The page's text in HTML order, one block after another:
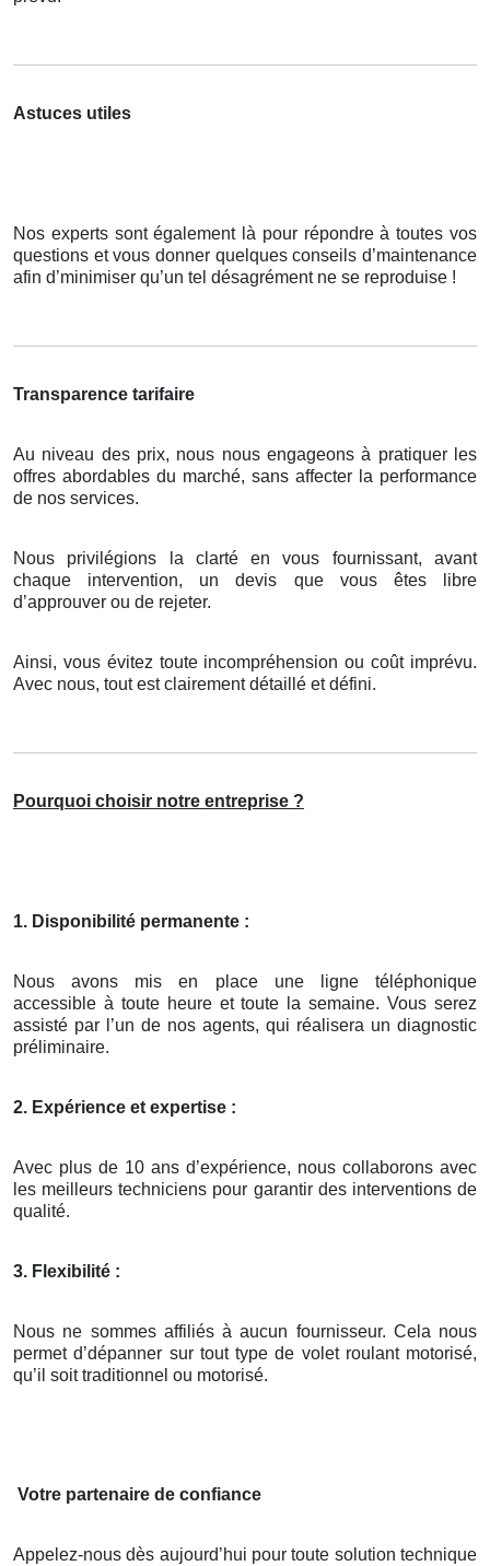
Astuces utiles
Nos experts sont également là pour répondre à toutes vos
questions et vous donner quelques conseils d’maintenance
afin d’minimiser qu’un tel désagrément ne se reproduise !
Transparence tarifaire
Au niveau des prix, nous nous engageons à pratiquer les
offres abordables du marché, sans affecter la performance
de nos services.
Nous privilégions la clarté en vous fournissant, avant
chaque intervention, un devis que vous êtes libre
d’approuver ou de rejeter.
Ainsi, vous évitez toute incompréhension ou coût imprévu.
Avec nous, tout est clairement détaillé et défini.
Pourquoi choisir notre entreprise ?
1. Disponibilité permanente :
Nous avons mis en place une ligne téléphonique
accessible à toute heure et toute la semaine. Vous serez
assisté par l’un de nos agents, qui réalisera un diagnostic
préliminaire.
2. Expérience et expertise :
Avec plus de 10 ans d’expérience, nous collaborons avec
les meilleurs techniciens pour garantir des interventions de
qualité.
3. Flexibilité :
Nous ne sommes affiliés à aucun fournisseur. Cela nous
permet d’dépanner sur tout type de volet roulant motorisé,
qu’il soit traditionnel ou motorisé.
Votre partenaire de confiance
Appelez-nous dès aujourd’hui pour toute solution technique